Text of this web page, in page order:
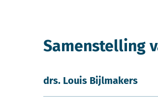
Samenstelling
drs. Louis Bijlmakers